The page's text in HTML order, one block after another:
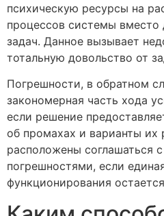
психическую ресурсы на
процессов системы вместо
задач. Данное вызывает
тотальную довольство от
Погрешности, в обратном
закономерная часть хода
если решение
об промахах и варианты их
расположены соглашаться
погрешностями, если
функционирования